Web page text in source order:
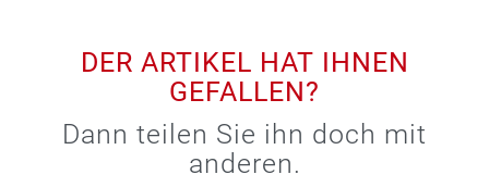
DER ARTIKEL HAT IHNEN
GEFALLEN?
Dann teilen Sie ihn doch mit
anderen.